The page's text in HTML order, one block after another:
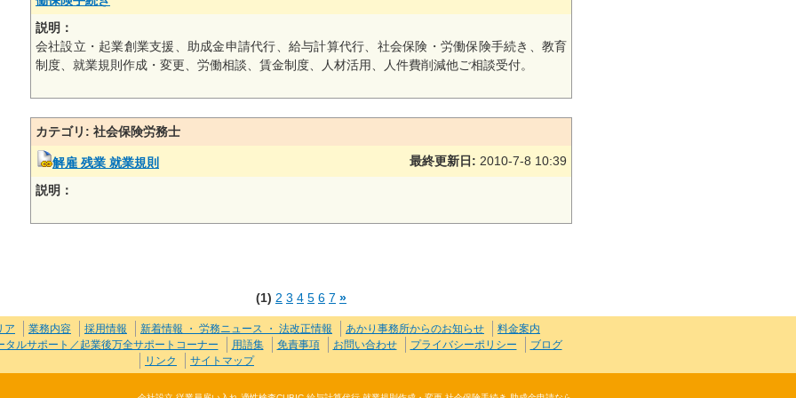
説明：
会社設立・起業創業支援、助成金申請代行、給与計算代行、社会保険・労働保険手続き、教育
制度、就業規則作成・変更、労働相談、賃金制度、人材活用、人件費削減他ご相談受付。
カテゴリ: 社会保険労務士
解雇 残業 就業規則 最終更新日: 2010-7-8 10:39
説明：
(1) 2 3 4 5 6 7 »
ア 業務内容 採用情報 新着情報 ・ 労務ニュース ・ 法改正情報 あかり事務所からのお知らせ
料金案内
タルサポート／起業後万全サポートコーナー
用語集 免責事項 お問い合わせ プライバシーポリシー
ブログ
リンク
サイトマップ